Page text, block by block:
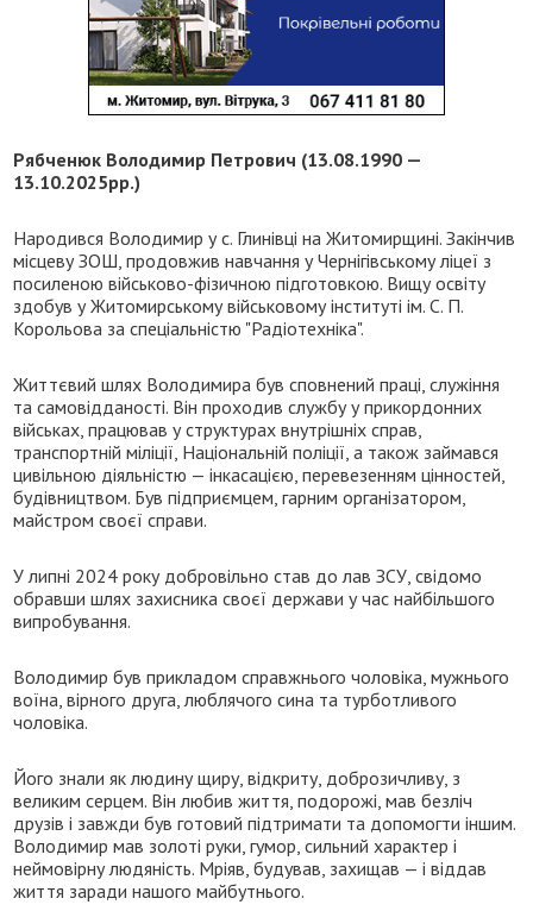
Рябченюк Володимир Петрович (13.08.1990 —
13.10.2025рр.)
Народився Володимир у с. Глинівці на Житомирщині. Закінчив
місцеву ЗОШ, продовжив навчання у Чернігівському ліцеї з
посиленою військово-фізичною підготовкою. Вищу освіту
здобув у Житомирському військовому інституті ім. С. П.
Корольова за спеціальністю "Радіотехніка".
Життєвий шлях Володимира був сповнений праці, служіння
та самовідданості. Він проходив службу у прикордонних
військах, працював у структурах внутрішніх справ,
транспортній міліції, Національній поліції, а також займався
цивільною діяльністю — інкасацією, перевезенням цінностей,
будівництвом. Був підприємцем, гарним організатором,
майстром своєї справи.
У липні 2024 року добровільно став до лав ЗСУ, свідомо
обравши шлях захисника своєї держави у час найбільшого
випробування.
Володимир був прикладом справжнього чоловіка, мужнього
воїна, вірного друга, люблячого сина та турботливого
чоловіка.
Його знали як людину щиру, відкриту, доброзичливу, з
великим серцем. Він любив життя, подорожі, мав безліч
друзів і завжди був готовий підтримати та допомогти іншим.
Володимир мав золоті руки, гумор, сильний характер і
неймовірну людяність. Мріяв, будував, захищав — і віддав
життя заради нашого майбутнього.